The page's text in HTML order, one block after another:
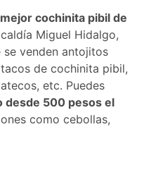
mejor cochinita pibil de
Miguel Hidalgo,
se venden antojitos
de cochinita pibil,
etc. Puedes
desde 500 pesos el
como cebollas,